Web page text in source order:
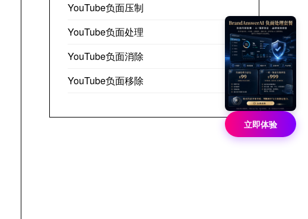
YouTube负面压制
YouTube负面处理
YouTube负面消除
YouTube负面移除
立即体验